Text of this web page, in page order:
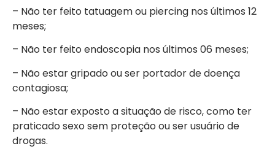
– Não ter feito tatuagem ou piercing nos últimos 12
meses;
– Não ter feito endoscopia nos últimos 06 meses;
– Não estar gripado ou ser portador de doença
contagiosa;
– Não estar exposto a situação de risco, como ter
praticado sexo sem proteção ou ser usuário de
drogas.